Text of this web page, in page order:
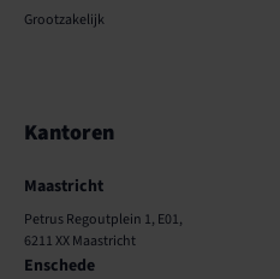
Grootzakelijk
Kantoren
Maastricht
Petrus Regoutplein 1, E01,
6211 XX Maastricht
Enschede